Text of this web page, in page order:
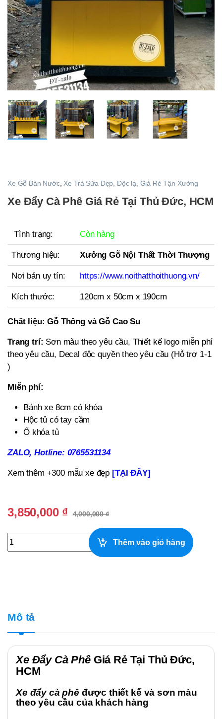
Xe Gỗ Bán Nước, Xe Trà Sữa Đẹp, Độc lạ, Giá Rẻ Tận Xưởng
Xe Đẩy Cà Phê Giá Rẻ Tại Thủ Đức, HCM
Tình trạng: Còn hàng
Thương hiệu: Xưởng Gỗ Nội Thất Thời Thượng
Nơi bán uy tín: https://www.noithatthoithuong.vn/
Kích thước: 120cm x 50cm x 190cm
Chất liệu: Gỗ Thông và Gỗ Cao Su
Trang trí: Sơn màu theo yêu cầu, Thiết kế logo miễn phí
theo yêu cầu, Decal độc quyền theo yêu cầu (Hỗ trợ 1-1
)
Miễn phí:
Bánh xe 8cm có khóa
Hộc tủ có tay cầm
Ổ khóa tủ
ZALO, Hotline: 0765531134
Xem thêm +300 mẫu xe đẹp [TẠI ĐÂY]
3,850,000 ₫ 4,000,000₫
Xe Đẩy Cà Phê Giá Rẻ Tại Thủ Đức, HCM quantity
Thêm vào giỏ hàng
Mô tả
Xe Đẩy Cà PhêGiá Rẻ Tại Thủ Đức,
HCM
Xe đẩy cà phê được thiết kế và sơn màu
theo yêu cầu của khách hàng